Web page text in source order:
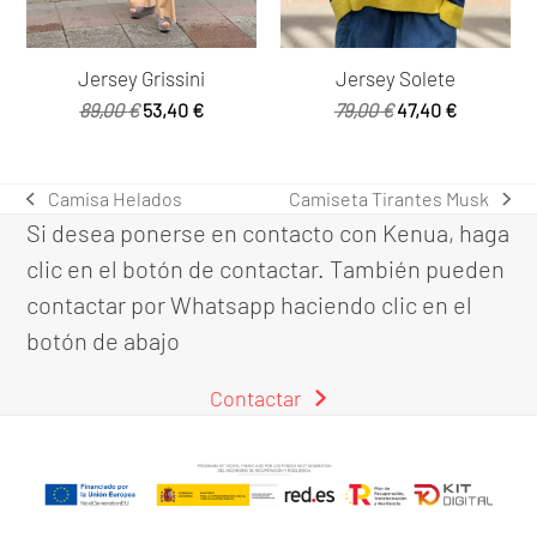
Jersey Grissini
89,00€El
era:
89,00 €.
53,40 €El
Jersey Solete
79,00€El
79,00 €.
47,40 €El
es:
47,40 €.
previous
post:
Camisa Helados
next
post:
Camiseta Tirantes Musk
Si desea ponerse en contacto con Kenua, haga
clic en el botón de contactar. También pueden
contactar por Whatsapp haciendo clic en el
botón de abajo
Contactar